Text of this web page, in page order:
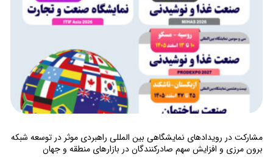
مشارکت در رویدادهای نمایشگاهی بین المللی راهبردی موثر در توسعه شبکه
برون مرزی و افزایش سهم صادرکنندگان در بازارهای منطقه و جهان